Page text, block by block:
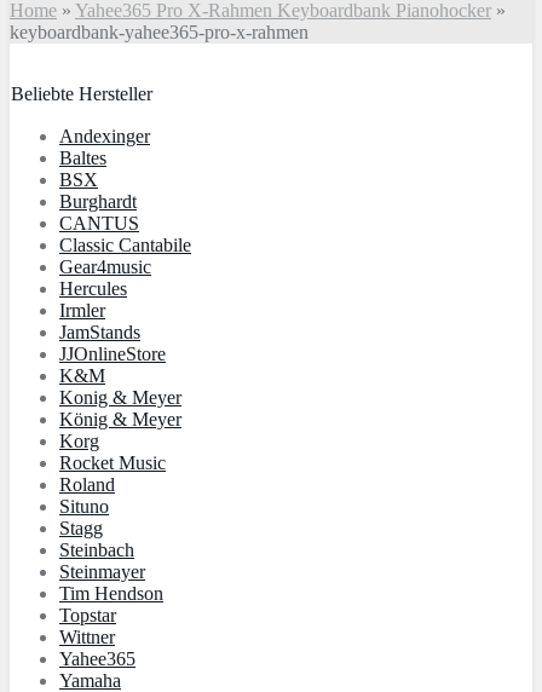
Home » Yahee365 Pro X-Rahmen Keyboardbank Pianohocker »
keyboardbank-yahee365-pro-x-rahmen
Beliebte Hersteller
An­dex­in­ger
Baltes
BSX
Burg­hardt
CANTUS
Classic Cantabile
Gear4music
Hercules
Irmler
JamStands
JJOnlineStore
K&M
Konig & Meyer
König & Meyer
Korg
Rocket Music
Roland
Situno
Stagg
Steinbach
Steinmayer
Tim Hendson
Topstar
Wittner
Yahee365
Yamaha